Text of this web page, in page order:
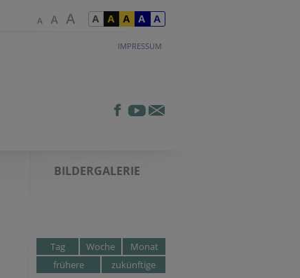
IMPRESSUM
BILDERGALERIE
Tag Woche
Monat
frühere
zukünftige